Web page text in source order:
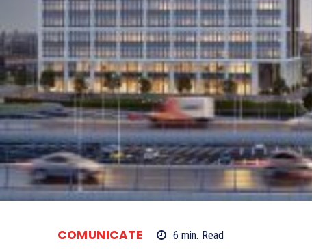
COMUNICATE 6 min. Read